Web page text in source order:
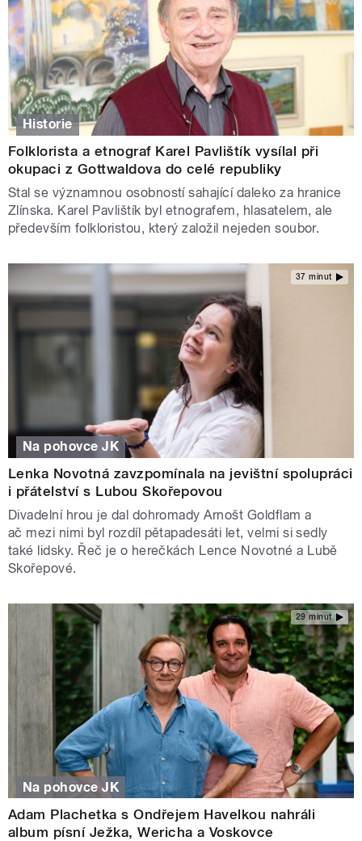
Historie
Folklorista a etnograf Karel Pavlištík vysílal při
okupaci z Gottwaldova do celé republiky
Stal se významnou osobností sahající daleko za hranice
Zlínska. Karel Pavlištík byl etnografem, hlasatelem, ale
především folkloristou, který založil nejeden soubor.
37 minut
Na pohovce JK
Lenka Novotná zavzpomínala na jevištní spolupráci
i přátelství s Lubou Skořepovou
Divadelní hrou je dal dohromady Arnošt Goldflam a
ač mezi nimi byl rozdíl pětapadesáti let, velmi si sedly
také lidsky. Řeč je o herečkách Lence Novotné a Lubě
Skořepové.
29 minut
Na pohovce JK
Adam Plachetka s Ondřejem Havelkou nahráli
album písní Ježka, Wericha a Voskovce